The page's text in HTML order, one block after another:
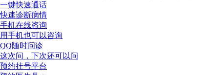
一键快速通话
快速诊断病情
手机在线咨询
用手机也可以咨询
QQ随时问诊
这次问，下次还可以问
预约挂号平台